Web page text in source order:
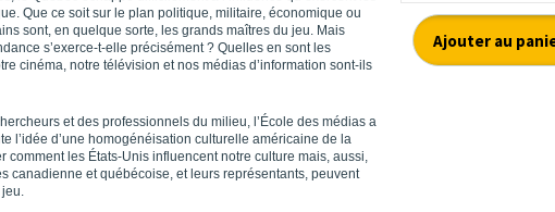
Que ce soit sur le plan politique, militaire, économique ou
sont, en quelque sorte, les grands maîtres du jeu. Mais
s’exerce-t-elle précisément ? Quelles en sont les
cinéma, notre télévision et nos médias d’information sont-ils
et des professionnels du milieu, l’École des médias a
l’idée d’une homogénéisation culturelle américaine de la
comment les États-Unis influencent notre culture mais, aussi,
canadienne et québécoise, et leurs représentants, peuvent